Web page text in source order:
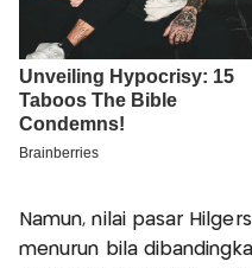
Namun, nilai pasar
menurun bila